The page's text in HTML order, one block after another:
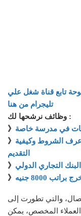
تابع قناة شغل علي
تليجرام من هنا
وظائف نرشحها لك :
》 في مدرسة خاصة
》 الشروط وكيفية
التقديم
》 التجاري الدولي
》
8000 جنيه
والتي تطورت إلى
المخصص، يمكن